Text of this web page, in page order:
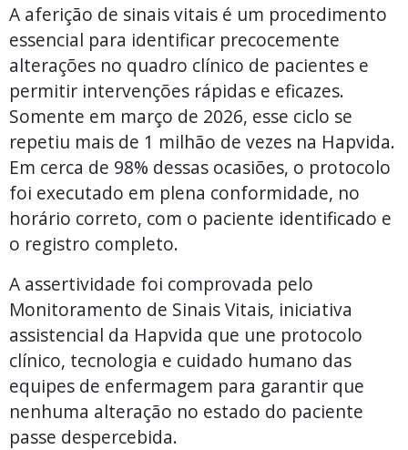
A aferição de sinais vitais é um procedimento
essencial para identificar precocemente
alterações no quadro clínico de pacientes e
permitir intervenções rápidas e eficazes.
Somente em março de 2026, esse ciclo se
repetiu mais de 1 milhão de vezes na Hapvida.
Em cerca de 98% dessas ocasiões, o protocolo
foi executado em plena conformidade, no
horário correto, com o paciente identificado e
o registro completo.
A assertividade foi comprovada pelo
Monitoramento de Sinais Vitais, iniciativa
assistencial da Hapvida que une protocolo
clínico, tecnologia e cuidado humano das
equipes de enfermagem para garantir que
nenhuma alteração no estado do paciente
passe despercebida.